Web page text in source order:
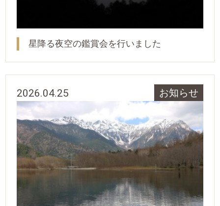
星降る夜空の鑑賞会を行いました
2026.04.25 お知らせ